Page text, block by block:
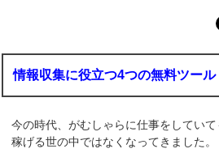
情報収集に役立つ4つの無料ツー
今の時代、がむしゃらに仕事をしていて
稼げる世の中ではなくなってきました。